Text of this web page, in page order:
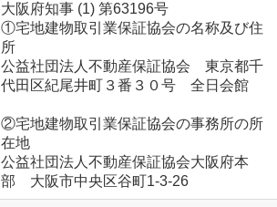
大阪府知事 (1) 第63196号
①宅地建物取引業保証協会の名称及び住
所
公益社団法人不動産保証協会 東京都千
代田区紀尾井町３番３０号 全日会館
②宅地建物取引業保証協会の事務所の所
在地
公益社団法人不動産保証協会大阪府本
部 大阪市中央区谷町1-3-26